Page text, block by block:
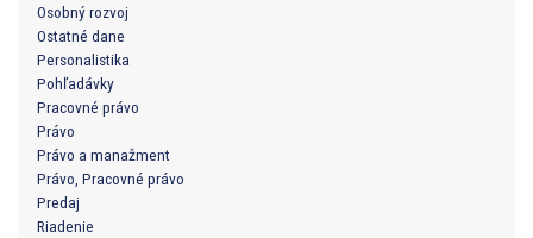
Osobný rozvoj
Ostatné dane
Personalistika
Pohľadávky
Pracovné právo
Právo
Právo a manažment
Právo, Pracovné právo
Predaj
Riadenie